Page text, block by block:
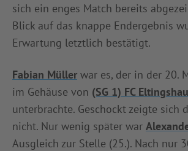
INFOTHEK
sich ein enges Match bereits
Blick auf das knappe Endergebnis
Erwartung letztlich bestätigt.
Fabian Müller war es, der in der 20.
im Gehäuse von (SG 1) FC
unterbrachte. Geschockt zeigte sich
nicht. Nur wenig später war
Ausgleich zur Stelle (25.). Nach nur